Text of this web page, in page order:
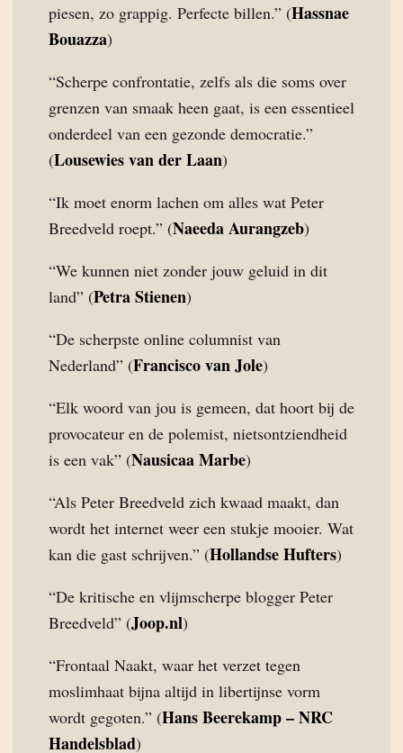
piesen, zo grappig. Perfecte billen.” (Hassnae
Bouazza)
“Scherpe confrontatie, zelfs als die soms over
grenzen van smaak heen gaat, is een essentieel
onderdeel van een gezonde democratie.”
(Lousewies van der Laan)
“Ik moet enorm lachen om alles wat Peter
Breedveld roept.” (Naeeda Aurangzeb)
“We kunnen niet zonder jouw geluid in dit
land” (Petra Stienen)
“De scherpste online columnist van
Nederland” (Francisco van Jole)
“Elk woord van jou is gemeen, dat hoort bij de
provocateur en de polemist, nietsontziendheid
is een vak” (Nausicaa Marbe)
“Als Peter Breedveld zich kwaad maakt, dan
wordt het internet weer een stukje mooier. Wat
kan die gast schrijven.” (Hollandse Hufters)
“De kritische en vlijmscherpe blogger Peter
Breedveld” (Joop.nl)
“Frontaal Naakt, waar het verzet tegen
moslimhaat bijna altijd in libertijnse vorm
wordt gegoten.” (Hans Beerekamp – NRC
Handelsblad)